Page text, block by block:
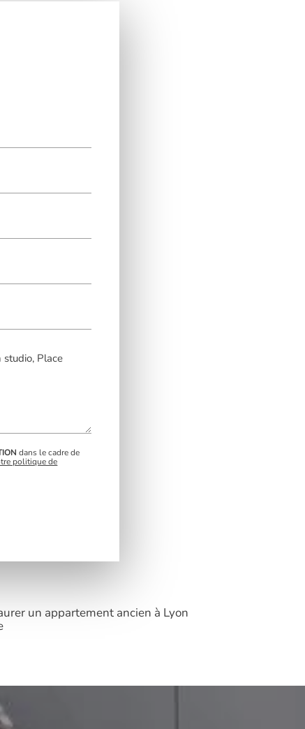
dans le cadre de
politique de
un appartement ancien à Lyon